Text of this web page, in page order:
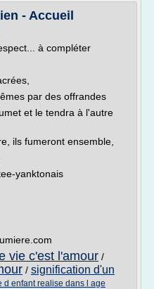
- Accueil
à compléter
par des offrandes
et le tendra à l'autre
ils fumeront ensemble,
yanktonais
vie c'est l'amour /
/ signification d'un
d enfant realise dans l age